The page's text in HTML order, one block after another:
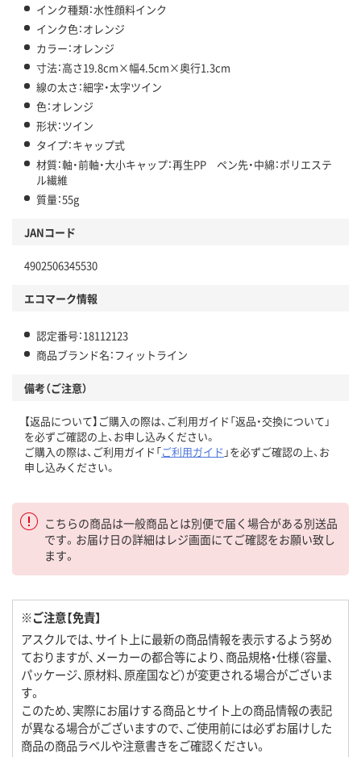
インク種類：水性顔料インク
インク色：オレンジ
カラー：オレンジ
寸法：高さ19.8cm×幅4.5cm×奥行1.3cm
線の太さ：細字・太字ツイン
色：オレンジ
形状：ツイン
タイプ：キャップ式
材質：軸・前軸・大小キャップ：再生PP ペン先・中綿：ポリエステ
ル繊維
質量：55g
JANコード
4902506345530
エコマーク情報
認定番号：18112123
商品ブランド名：フィットライン
備考（ご注意）
【返品について】ご購入の際は、ご利用ガイド「返品・交換について」
を必ずご確認の上、お申し込みください。
ご購入の際は、ご利用ガイド「ご利用ガイド 」を必ずご確認の上、お
申し込みください。
こちらの商品は一般商品とは別便で届く場合がある別送品
です。お届け日の詳細はレジ画面にてご確認をお願い致し
ます。
※ご注意【免責】
アスクルでは、サイト上に最新の商品情報を表示するよう努め
ておりますが、メーカーの都合等により、商品規格・仕様（容量、
パッケージ、原材料、原産国など）が変更される場合がございま
す。
このため、実際にお届けする商品とサイト上の商品情報の表記
が異なる場合がございますので、ご使用前には必ずお届けした
商品の商品ラベルや注意書きをご確認ください。